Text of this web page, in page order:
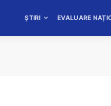
ȘTIRI EVALUARE